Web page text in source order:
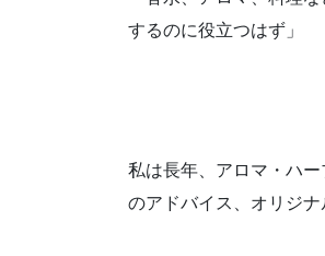
するのに役立つはず」
私は長年、アロマ・ハ
のアドバイス、オリジ